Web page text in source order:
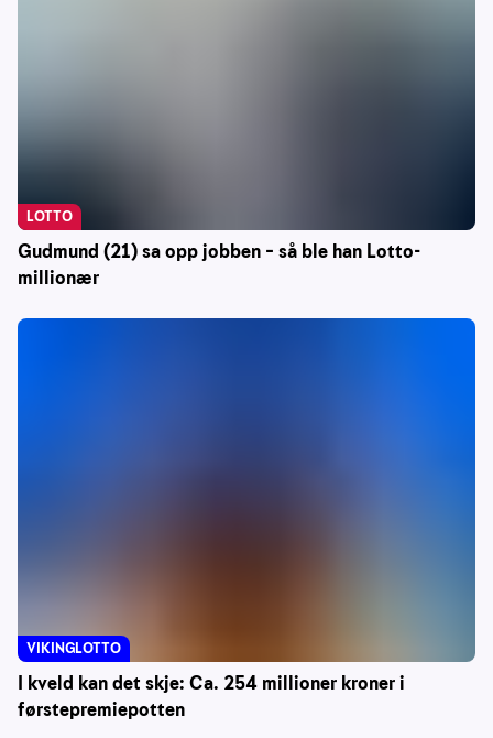
Gudmund (21) sa opp jobben – så ble han Lotto-
millionær
LOTTO
I kveld kan det skje: Ca. 254 millioner kroner i
førstepremiepotten
VIKINGLOTTO